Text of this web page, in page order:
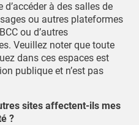
à des salles de
ou autres plateformes
ou d’autres
Veuillez noter que toute
dans ces espaces est
publique et n’est pas
sites affectent-ils mes
?